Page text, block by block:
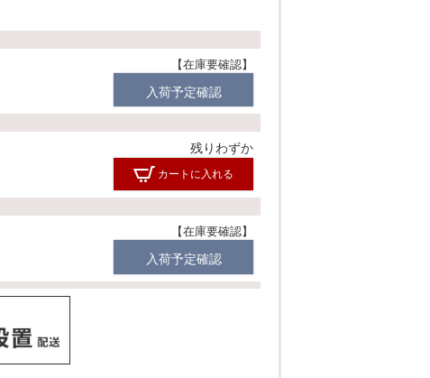
在庫要確認
入荷予定確認
残りわずか
カートに入れる
在庫要確認
入荷予定確認